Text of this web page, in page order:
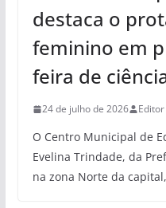
destaca o
feminino em
feira de
24 de julho de 2026 Editor
O Centro Municipal de
Evelina Trindade, da
na zona Norte da capital,